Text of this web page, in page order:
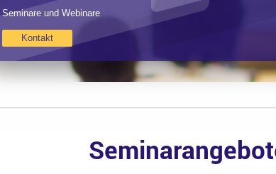
Seminare und Webinare
Kontakt